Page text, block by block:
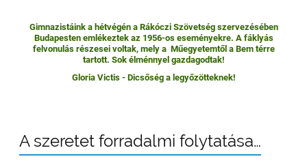
Gimnazistáink a hétvégén a Rákóczi Szövetség szervezésében
Budapesten emlékeztek az 1956-os eseményekre. A fáklyás
felvonulás részesei voltak, mely a Műegyetemtől a Bem térre
tartott. Sok élménnyel gazdagodtak!
Gloria Victis - Dicsőség a legyőzötteknek!
A szeretet forradalmi folytatása…